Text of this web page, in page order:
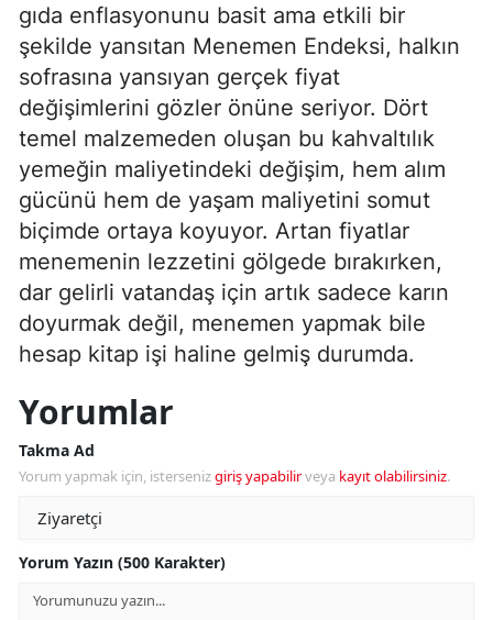
gıda enflasyonunu basit ama etkili bir
şekilde yansıtan Menemen Endeksi, halkın
sofrasına yansıyan gerçek fiyat
değişimlerini gözler önüne seriyor. Dört
temel malzemeden oluşan bu kahvaltılık
yemeğin maliyetindeki değişim, hem alım
gücünü hem de yaşam maliyetini somut
biçimde ortaya koyuyor. Artan fiyatlar
menemenin lezzetini gölgede bırakırken,
dar gelirli vatandaş için artık sadece karın
doyurmak değil, menemen yapmak bile
hesap kitap işi haline gelmiş durumda.
Yorumlar
Takma Ad
Yorum yapmak için, istersenizgiriş yapabilirveya kayıt olabilirsiniz.
Yorum Yazın (500 Karakter)